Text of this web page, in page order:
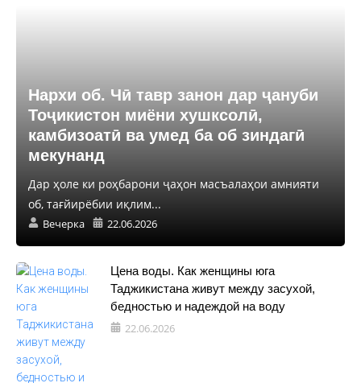
Нархи об. Чӣ тавр занон дар ҷануби
Тоҷикистон миёни хушксолӣ,
камбизоатӣ ва умед ба об зиндагӣ
мекунанд
Дар ҳоле ки роҳбарони ҷаҳон масъалаҳои амнияти
об, тағйирёбии иқлим...
Вечерка 22.06.2026
Цена воды. Как женщины юга
Таджикистана живут между засухой,
бедностью и надеждой на воду
22.06.2026